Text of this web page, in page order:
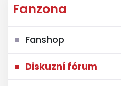
Fanzona
Fanshop
Diskuzní fórum